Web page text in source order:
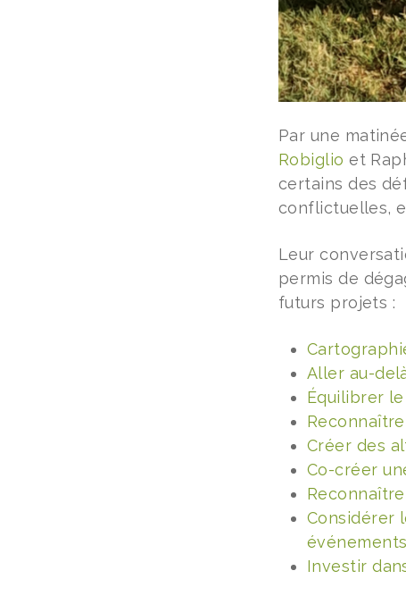
Par une
Robiglio et
certains des
conflictuelles,
Leur
permis de
futurs projets :
Aller au-
Équilibrer
Créer des
Co-créer
Considérer
événements
Investir